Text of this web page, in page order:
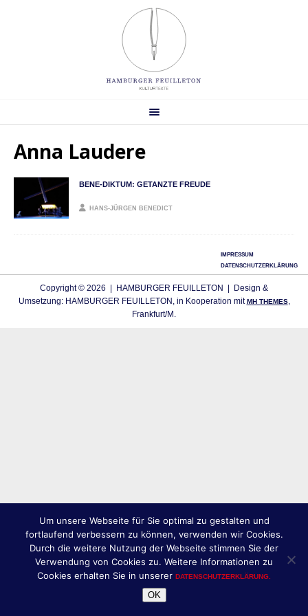
Anna Laudere
BENE-DIKTUM: GETANZTE FREUDE
HANS-JÜRGEN BENEDICT
IMPRESSUM
DATENSCHUTZERKLÄRUNG
Copyright © 2026 | HAMBURGER FEUILLETON | Design &
Umsetzung: HAMBURGER FEUILLETON, in Kooperation mitMH THEMES,
Frankfurt/M.
Um unsere Webseite für Sie optimal zu gestalten und
fortlaufend verbessern zu können, verwenden wir Cookies.
Durch die weitere Nutzung der Webseite stimmen Sie der
Verwendung von Cookies zu. Weitere Informationen zu
Cookies erhalten Sie in unserer DATENSCHUTZERKLÄRUNG.
OK